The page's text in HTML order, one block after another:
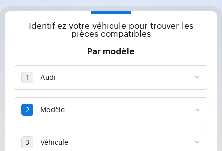
Identifiez votre véhicule pour trouver les
pièces compatibles
Par modèle